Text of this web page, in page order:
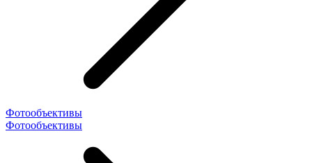
Фотообъективы
Фотообъективы